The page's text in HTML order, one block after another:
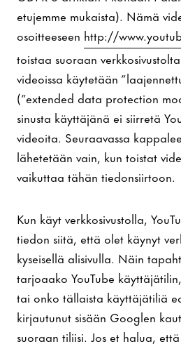
etujemme mukaista). Nämä
osoitteeseen http://
toistaa suoraan
videoissa käytetään
(”extended data protection
sinusta käyttäjänä ei siirretä
videoita. Seuraavassa
lähetetään vain, kun toistat
vaikuttaa tähän tiedonsiirtoon.
Kun käyt verkkosivustolla,
tiedon siitä, että olet käynyt
kyseisellä alisivulla. Näin
tarjoaako YouTube
tai onko tällaista käyttäjätiliä
kirjautunut sisään Googlen
suoraan tiliisi. Jos et halua,